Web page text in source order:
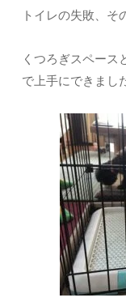
トイレの失敗、そ
くつろぎスペース
で上手にできまし